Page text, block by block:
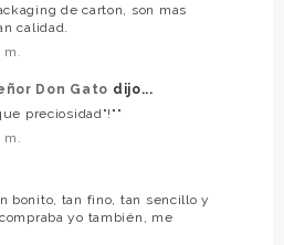
de carton, son mas
calidad.
m.
Don Gato dijo...
preciosidad"!""
m.
bonito, tan fino, tan sencillo y
yo también, me